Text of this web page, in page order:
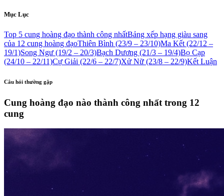
Mục Lục
Top 5 cung hoàng đạo thành công nhấtBảng xếp hạng giàu sang
của 12 cung hoàng đạoThiên Bình (23/9 – 23/10)Ma Kết (22/12 –
19/1)Song Ngư (19/2 – 20/3)Bạch Dương (21/3 – 19/4)Bọ Cạp
(24/10 – 22/11)Cự Giải (22/6 – 22/7)Xử Nữ (23/8 – 22/9)Kết Luận
Câu hỏi thường gặp
Cung hoàng đạo nào thành công nhất trong 12
cung